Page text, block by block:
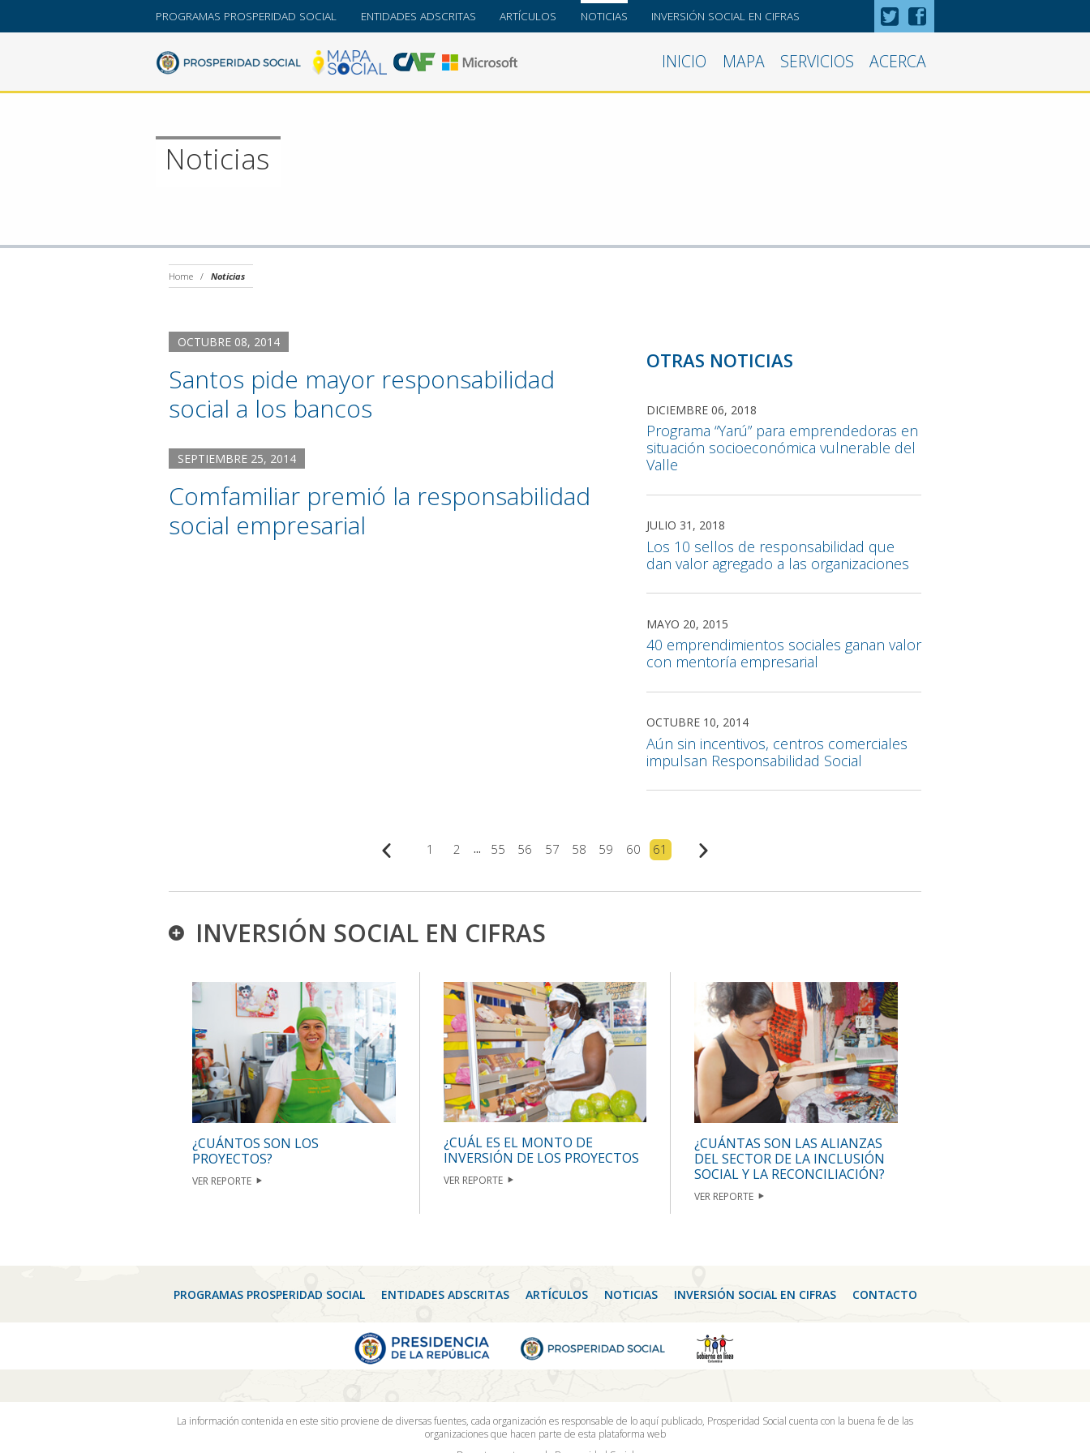
PROGRAMAS PROSPERIDAD SOCIAL ENTIDADES ADSCRITAS ARTÍCULOS NOTICIAS INVERSIÓN SOCIAL EN CIFRAS
INICIO MAPA SERVICIOS ACERCA
Noticias
Home / Noticias
OCTUBRE 08, 2014
Santos pide mayor responsabilidad
social a los bancos
SEPTIEMBRE 25, 2014
Comfamiliar premió la responsabilidad
social empresarial
OTRAS NOTICIAS
DICIEMBRE 06, 2018
Programa “Yarú” para emprendedoras en
situación socioeconómica vulnerable del
Valle
JULIO 31, 2018
Los 10 sellos de responsabilidad que
dan valor agregado a las organizaciones
MAYO 20, 2015
40 emprendimientos sociales ganan valor
con mentoría empresarial
OCTUBRE 10, 2014
Aún sin incentivos, centros comerciales
impulsan Responsabilidad Social
1 2 ... 55 56 57 58 59 60 61
INVERSIÓN SOCIAL EN CIFRAS
¿CUÁNTOS SON LOS
PROYECTOS?
VER REPORTE
¿CUÁL ES EL MONTO DE
INVERSIÓN DE LOS PROYECTOS
VER REPORTE
¿CUÁNTAS SON LAS ALIANZAS
DEL SECTOR DE LA INCLUSIÓN
SOCIAL Y LA RECONCILIACIÓN?
VER REPORTE
PROGRAMAS PROSPERIDAD SOCIAL ENTIDADES ADSCRITAS ARTÍCULOS NOTICIAS INVERSIÓN SOCIAL EN CIFRAS CONTACTO
La información contenida en este sitio proviene de diversas fuentes, cada organización es responsable de lo aquí publicado, Prosperidad Social cuenta con la buena fe de las
organizaciones que hacen parte de esta plataforma web